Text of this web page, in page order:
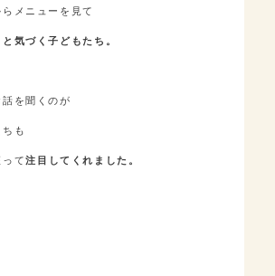
メニューを見て
気づく子どもたち。
を聞くのが
も
って注目してくれました。